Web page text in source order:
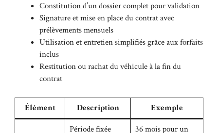
Constitution d’un dossier complet pour validation
Signature et mise en place du contrat avec
prélèvements mensuels
Utilisation et entretien simplifiés grâce aux forfaits
inclus
Restitution ou rachat du véhicule à la fin du
contrat
Élément Description
Exemple
Période fixée
36 mois pour un